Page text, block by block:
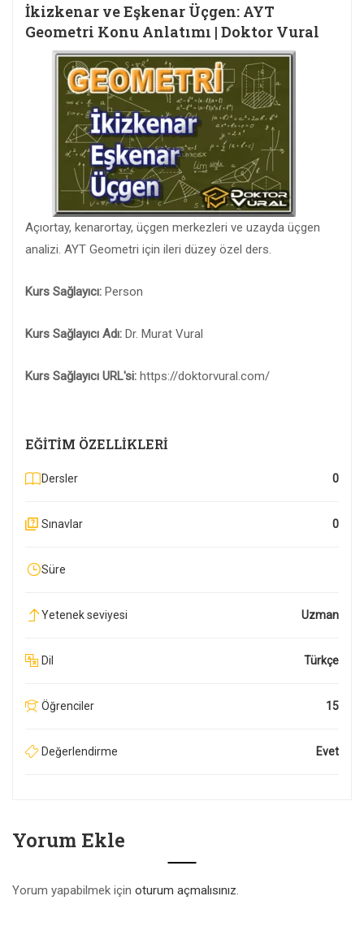
İkizkenar ve Eşkenar Üçgen: AYT
Geometri Konu Anlatımı | Doktor Vural
Açıortay, kenarortay, üçgen merkezleri ve uzayda üçgen
analizi. AYT Geometri için ileri düzey özel ders.
Kurs Sağlayıcı: Person
Kurs Sağlayıcı Adı: Dr. Murat Vural
Kurs Sağlayıcı URL'si: https://doktorvural.com/
EĞITIM ÖZELLIKLERI
Dersler 0
Sınavlar 0
Süre
Yetenek seviyesi Uzman
Dil Türkçe
Öğrenciler 15
Değerlendirme Evet
Yorum Ekle
Yorum yapabilmek için oturum açmalısınız.